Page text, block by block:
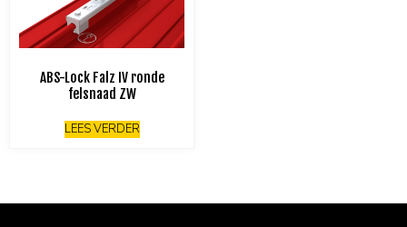
ABS-Lock Falz IV ronde
felsnaad ZW
LEES VERDER